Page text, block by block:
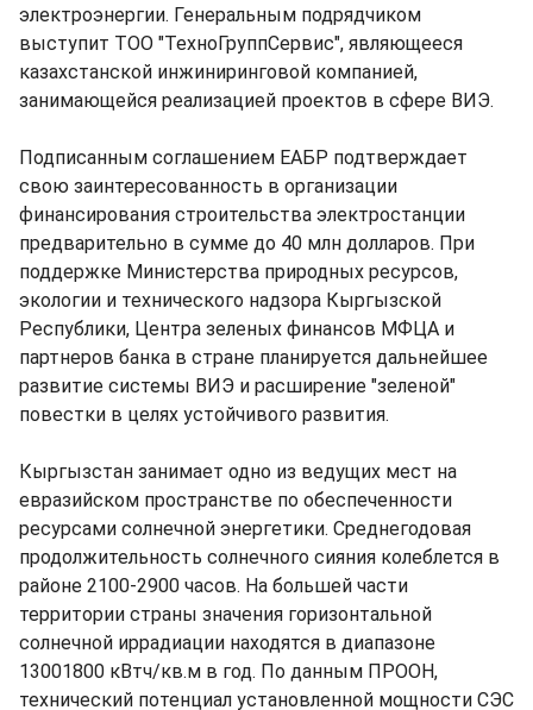
электроэнергии. Генеральным подрядчиком
выступит ТОО "ТехноГруппСервис", являющееся
казахстанской инжиниринговой компанией,
занимающейся реализацией проектов в сфере ВИЭ.
Подписанным соглашением ЕАБР подтверждает
свою заинтересованность в организации
финансирования строительства электростанции
предварительно в сумме до 40 млн долларов. При
поддержке Министерства природных ресурсов,
экологии и технического надзора Кыргызской
Республики, Центра зеленых финансов МФЦА и
партнеров банка в стране планируется дальнейшее
развитие системы ВИЭ и расширение "зеленой"
повестки в целях устойчивого развития.
Кыргызстан занимает одно из ведущих мест на
евразийском пространстве по обеспеченности
ресурсами солнечной энергетики. Среднегодовая
продолжительность солнечного сияния колеблется в
районе 2100-2900 часов. На большей части
территории страны значения горизонтальной
солнечной иррадиации находятся в диапазоне
13001800 кВтч/кв.м в год. По данным ПРООН,
технический потенциал установленной мощности СЭС